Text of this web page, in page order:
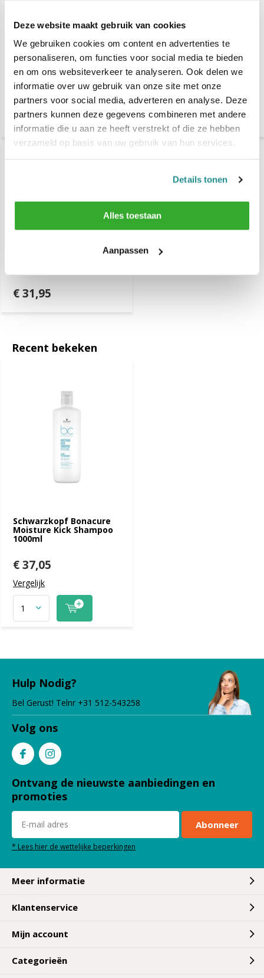
Deze website maakt gebruik van cookies
We gebruiken cookies om content en advertenties te
personaliseren, om functies voor social media te bieden
en om ons websiteverkeer te analyseren. Ook delen we
informatie over uw gebruik van onze site met onze
partners voor social media, adverteren en analyse. Deze
partners kunnen deze gegevens combineren met andere
informatie die u aan ze heeft verstrekt of die ze hebben
verzameld op basis van uw gebruik van hun services.
Details tonen
Alles toestaan
Aanpassen
Schwarzkopf Bonacure
Moisture Kick Shampoo
500ml
€ 19,75
Schwarzkopf Bonacure
Moisture Kick
Conditioner 1000ml
€ 45,75
Schwarzkopf Bonacure
Moisture Kick Treatment
€ 31,95
Recent bekeken
Schwarzkopf Bonacure
Moisture Kick Shampoo
1000ml
€ 37,05
Vergelijk
Hulp Nodig?
Bel Gerust! Telnr +31 512-543258
Volg ons
Ontvang de nieuwste aanbiedingen en
promoties
Abonneer
* Lees hier de wettelijke beperkingen
Meer informatie
Klantenservice
Mijn account
Categorieën